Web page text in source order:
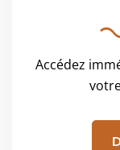
Accédez